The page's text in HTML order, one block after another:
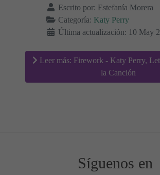
Escrito por: Estefanía Morera
Categoría: Katy Perry
Última actualización: 10 May
Leer más: Firework - Katy Perry,
la Canción
Síguenos en